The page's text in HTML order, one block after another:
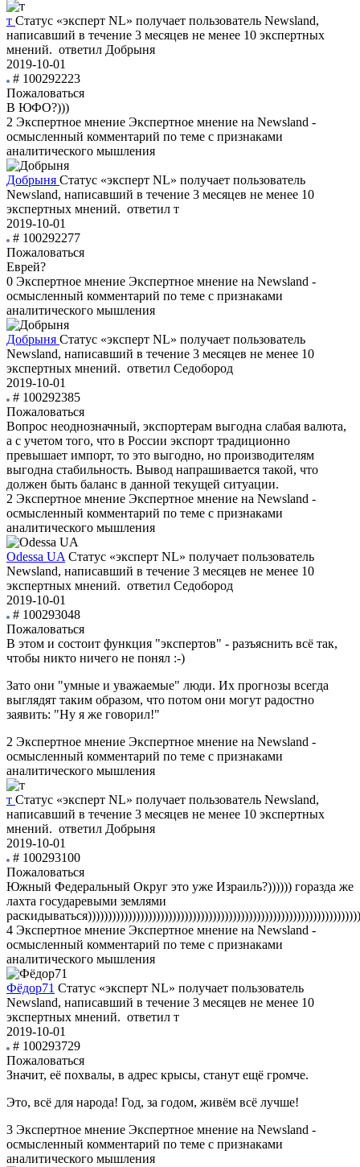
т Статус «эксперт NL» получает пользователь Newsland,
написавший в течение 3 месяцев не менее 10 экспертных
мнений. ответил Добрыня
2019-10-01
# 100292223
Пожаловаться
В ЮФО?)))
2 Экспертное мнение Экспертное мнение на Newsland -
осмысленный комментарий по теме с признаками
аналитического мышления
Добрыня Статус «эксперт NL» получает пользователь
Newsland, написавший в течение 3 месяцев не менее 10
экспертных мнений. ответил т
2019-10-01
# 100292277
Пожаловаться
Еврей?
0 Экспертное мнение Экспертное мнение на Newsland -
осмысленный комментарий по теме с признаками
аналитического мышления
Добрыня Статус «эксперт NL» получает пользователь
Newsland, написавший в течение 3 месяцев не менее 10
экспертных мнений. ответил Седобород
2019-10-01
# 100292385
Пожаловаться
Вопрос неоднозначный, экспортерам выгодна слабая валюта,
а с учетом того, что в России экспорт традиционно
превышает импорт, то это выгодно, но производителям
выгодна стабильность. Вывод напрашивается такой, что
должен быть баланс в данной текущей ситуации.
2 Экспертное мнение Экспертное мнение на Newsland -
осмысленный комментарий по теме с признаками
аналитического мышления
Odessa UA Статус «эксперт NL» получает пользователь
Newsland, написавший в течение 3 месяцев не менее 10
экспертных мнений. ответил Седобород
2019-10-01
# 100293048
Пожаловаться
В этом и состоит функция "экспертов" - разъяснить всё так,
чтобы никто ничего не понял :-)
Зато они "умные и уважаемые" люди. Их прогнозы всегда
выглядят таким образом, что потом они могут радостно
заявить: "Ну я же говорил!"
2 Экспертное мнение Экспертное мнение на Newsland -
осмысленный комментарий по теме с признаками
аналитического мышления
т Статус «эксперт NL» получает пользователь Newsland,
написавший в течение 3 месяцев не менее 10 экспертных
мнений. ответил Добрыня
2019-10-01
# 100293100
Пожаловаться
Южный Федеральный Округ это уже Израиль?)))))) горазда же
лахта государевыми землями
4 Экспертное мнение Экспертное мнение на Newsland -
осмысленный комментарий по теме с признаками
аналитического мышления
Фёдор71 Статус «эксперт NL» получает пользователь
Newsland, написавший в течение 3 месяцев не менее 10
экспертных мнений. ответил т
2019-10-01
# 100293729
Пожаловаться
Значит, её похвалы, в адрес крысы, станут ещё громче.
Это, всё для народа! Год, за годом, живём всё лучше!
3 Экспертное мнение Экспертное мнение на Newsland -
осмысленный комментарий по теме с признаками
аналитического мышления